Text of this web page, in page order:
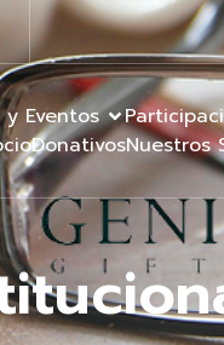
Eventos
DonativosNuestros